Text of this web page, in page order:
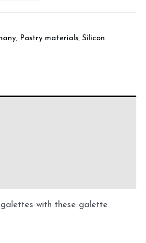
, Pastry materials, Silicon
with these galette